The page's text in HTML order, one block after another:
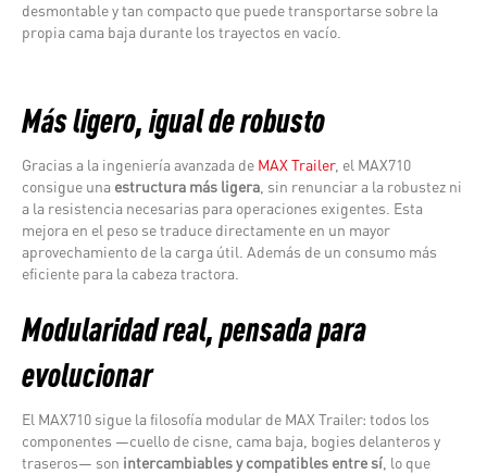
desmontable y tan compacto que puede transportarse sobre la
propia cama baja durante los trayectos en vacío.
Más ligero, igual de robusto
Gracias a la ingeniería avanzada de MAX Trailer, el MAX710
consigue una estructura más ligera , sin renunciar a la robustez ni
a la resistencia necesarias para operaciones exigentes. Esta
mejora en el peso se traduce directamente en un mayor
aprovechamiento de la carga útil. Además de un consumo más
eficiente para la cabeza tractora.
Modularidad real, pensada para
evolucionar
El MAX710 sigue la filosofía modular de MAX Trailer: todos los
componentes —cuello de cisne, cama baja, bogies delanteros y
traseros— son intercambiables y compatibles entre sí , lo que